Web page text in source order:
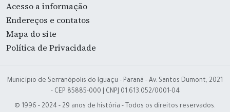
Acesso a informação
Endereços e contatos
Mapa do site
Política de Privacidade
Município de Serranópolis do Iguaçu - Paraná - Av. Santos Dumont, 2021
- CEP 85885-000 | CNPJ 01.613.052/0001-04
© 1996 - 2024 - 29 anos de história - Todos os direitos reservados.